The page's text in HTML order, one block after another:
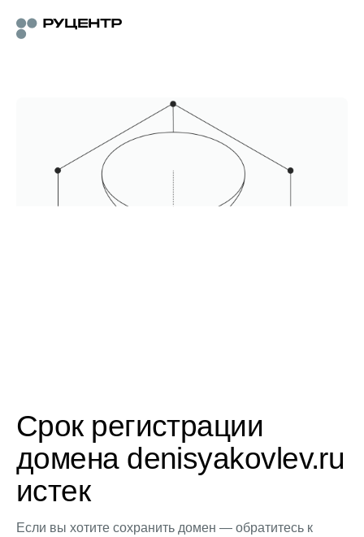
Срок регистрации
домена denisyakovlev.ru
истек
Если вы хотите сохранить домен — обратитесь к